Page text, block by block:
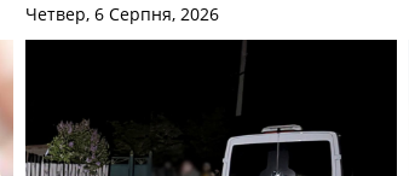
Четвер, 6 Серпня, 2026